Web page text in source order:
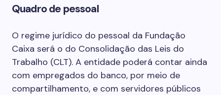
Quadro de pessoal
O regime jurídico do pessoal da Fundação
Caixa será o do Consolidação das Leis do
Trabalho (CLT). A entidade poderá contar ainda
com empregados do banco, por meio de
compartilhamento, e com servidores públicos